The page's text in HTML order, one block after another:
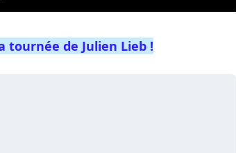
tournée de Julien Lieb !